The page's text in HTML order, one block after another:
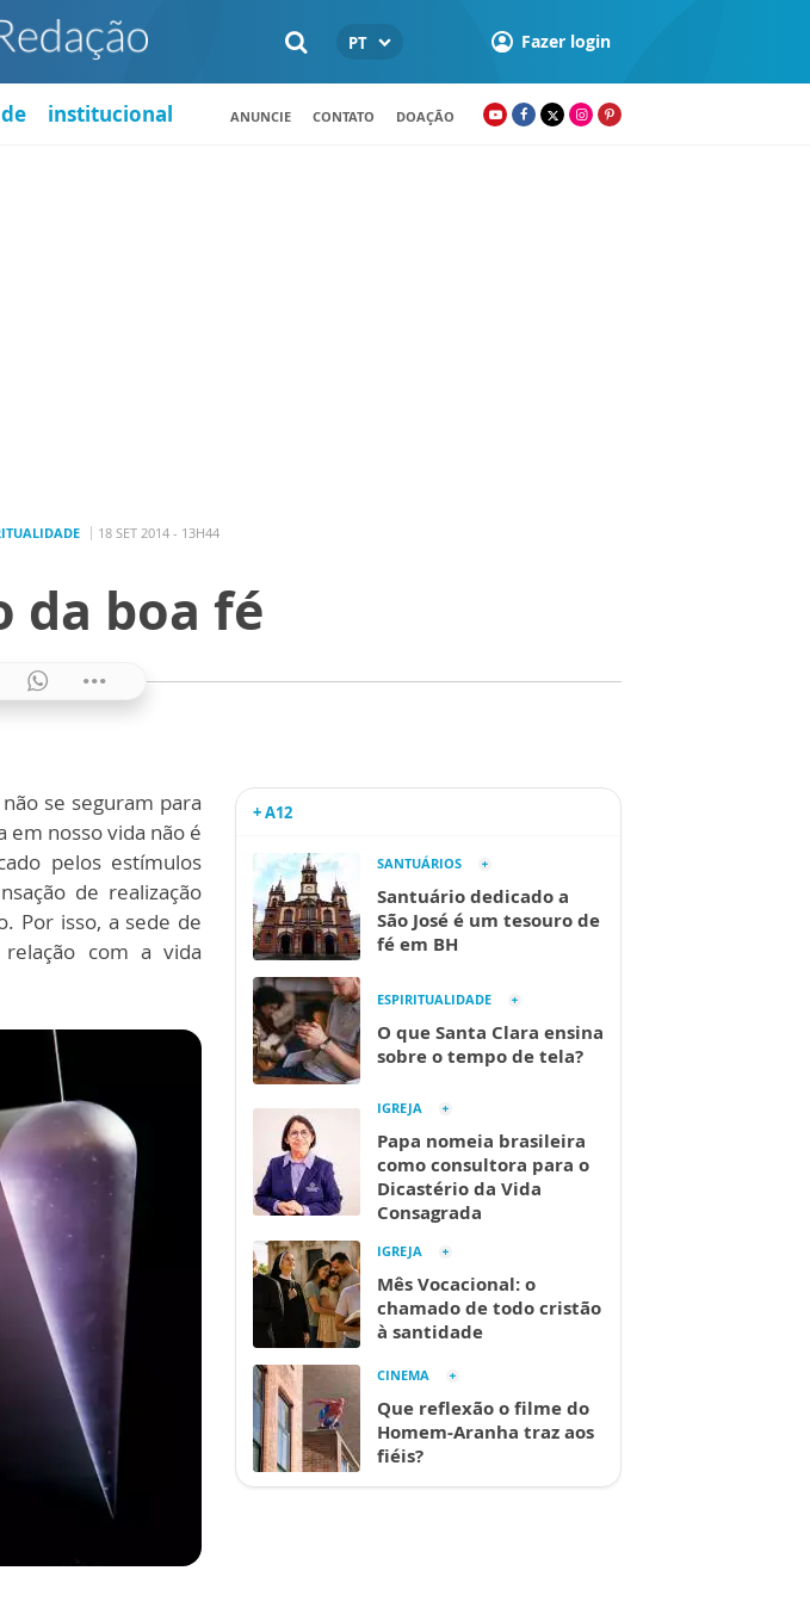
PT Fazer login
institucional ANUNCIE CONTATO DOAÇÃO
18 SET 2014 - 13H44
da boa fé
se seguram para
em nosso vida não é
pelos estímulos
de realização
Por isso, a sede de
com a vida
+ A12
SANTUÁRIOS
Santuário dedicado a
São José é um tesouro de
fé em BH
ESPIRITUALIDADE
O que Santa Clara ensina
sobre o tempo de tela?
IGREJA
Papa nomeia brasileira
como consultora para o
Dicastério da Vida
Consagrada
IGREJA
Mês Vocacional: o
chamado de todo cristão
à santidade
CINEMA
Que reflexão o filme do
Homem-Aranha traz aos
fiéis?